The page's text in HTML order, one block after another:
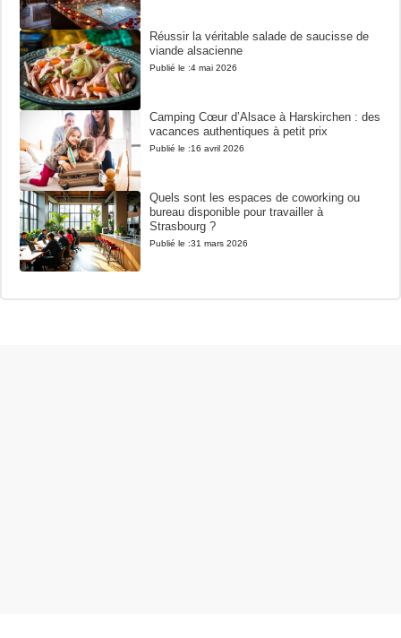
Réussir la véritable salade de saucisse de
viande alsacienne
Publié le :4 mai 2026
Camping Cœur d’Alsace à Harskirchen : des
vacances authentiques à petit prix
Publié le :16 avril 2026
Quels sont les espaces de coworking ou
bureau disponible pour travailler à
Strasbourg ?
Publié le :31 mars 2026